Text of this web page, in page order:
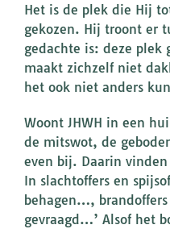
Het is de plek die Hij
gekozen. Hij troont er
gedachte is: deze plek
maakt zichzelf niet
het ook niet anders
Woont JHWH in een
de mitswot, de
even bij. Daarin
In slachtoffers en
behagen…,
gevraagd…’ Alsof het